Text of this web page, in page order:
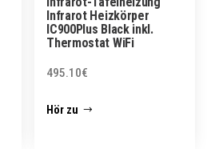
Infrarot Heizkörper
IC900Plus Black inkl.
Thermostat WiFi
495.10€
Hör zu